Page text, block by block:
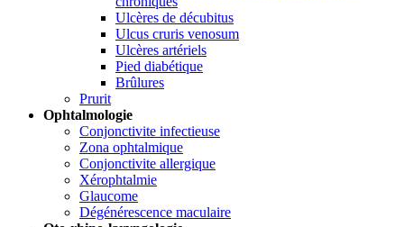
Ulcères de décubitus
Ulcus cruris venosum
Ulcères artériels
Pied diabétique
Brûlures
Prurit
Ophtalmologie
Conjonctivite infectieuse
Zona ophtalmique
Conjonctivite allergique
Xérophtalmie
Glaucome
Dégénérescence maculaire